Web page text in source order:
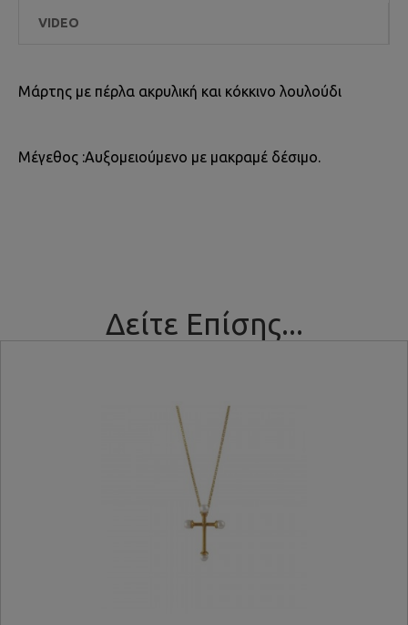
VIDEO
Μάρτης με πέρλα ακρυλική και κόκκινο λουλούδι
Μέγεθος :Αυξομειούμενο με μακραμέ δέσιμο.
Δείτε Επίσης...